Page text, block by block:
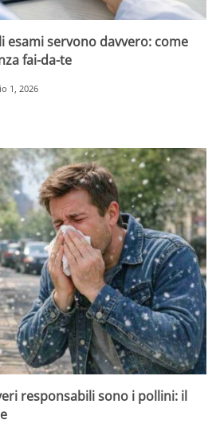
esami servono davvero: come
fai-da-te
1, 2026
responsabili sono i pollini: il